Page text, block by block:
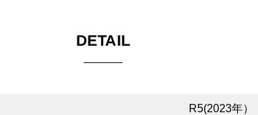
DETAIL
R5(2023年）